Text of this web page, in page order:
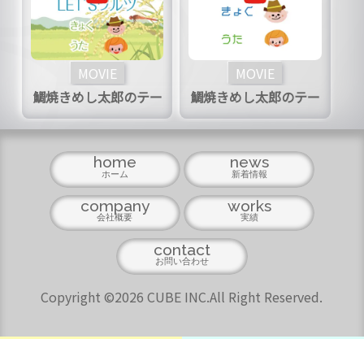
MOVIE
鯛焼きめし太郎のテー
マ（ワルツバージョ
ン）
MOVIE
鯛焼きめし太郎のテー
マ（パンクバージョ
ン）
home
ホーム
news
新着情報
company
会社概要
works
実績
contact
お問い合わせ
Copyright ©2026 CUBE INC.All Right Reserved.